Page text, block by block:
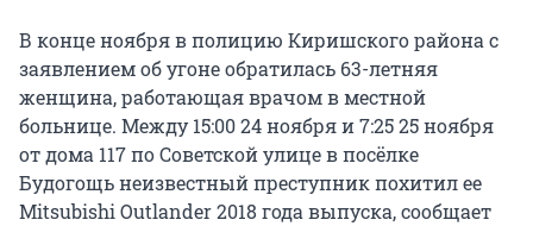
В конце ноября в полицию Киришского района с
заявлением об угоне обратилась 63-летняя
женщина, работающая врачом в местной
больнице. Между 15:00 24 ноября и 7:25 25 ноября
от дома 117 по Советской улице в посёлке
Будогощь неизвестный преступник похитил ее
Mitsubishi Outlander 2018 года выпуска, сообщает